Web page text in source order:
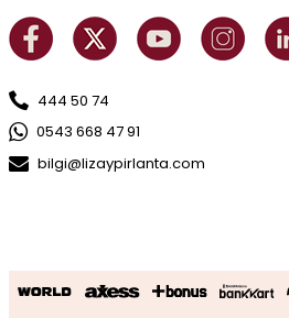
444 50 74
0543 668 47 91
bilgi@lizaypirlanta.com